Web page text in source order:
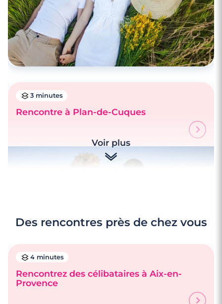
3 minutes
Rencontre à Plan-de-Cuques
Voir plus
Des rencontres près de chez vous
4 minutes
Rencontrez des célibataires à Aix-en-
Provence